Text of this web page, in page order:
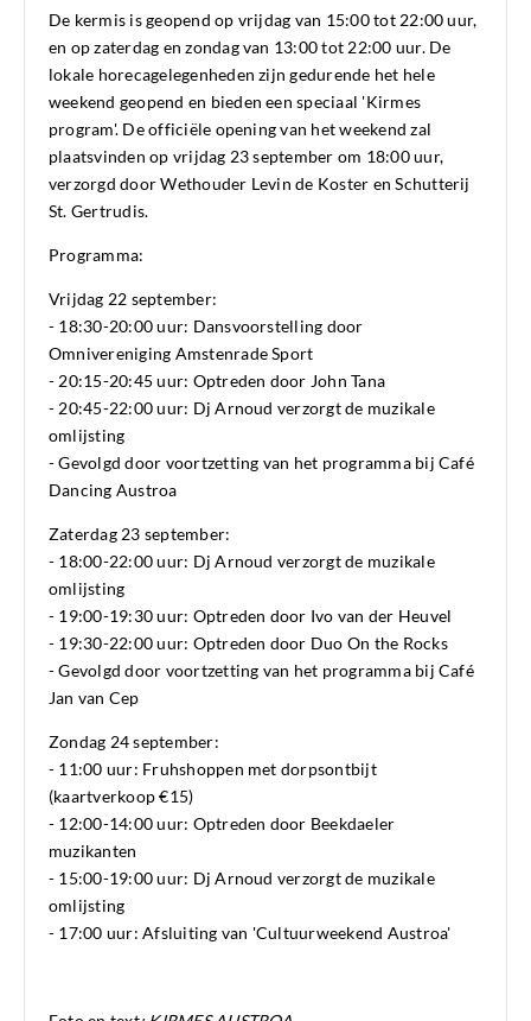
De kermis is geopend op vrijdag van 15:00 tot 22:00 uur,
en op zaterdag en zondag van 13:00 tot 22:00 uur. De
lokale horecagelegenheden zijn gedurende het hele
weekend geopend en bieden een speciaal 'Kirmes
program'. De officiële opening van het weekend zal
plaatsvinden op vrijdag 23 september om 18:00 uur,
verzorgd door Wethouder Levin de Koster en Schutterij
St. Gertrudis.
Programma:
Vrijdag 22 september:
- 18:30-20:00 uur: Dansvoorstelling door
Omnivereniging Amstenrade Sport
- 20:15-20:45 uur: Optreden door John Tana
- 20:45-22:00 uur: Dj Arnoud verzorgt de muzikale
omlijsting
- Gevolgd door voortzetting van het programma bij Café
Dancing Austroa
Zaterdag 23 september:
- 18:00-22:00 uur: Dj Arnoud verzorgt de muzikale
omlijsting
- 19:00-19:30 uur: Optreden door Ivo van der Heuvel
- 19:30-22:00 uur: Optreden door Duo On the Rocks
- Gevolgd door voortzetting van het programma bij Café
Jan van Cep
Zondag 24 september:
- 11:00 uur: Fruhshoppen met dorpsontbijt
(kaartverkoop €15)
- 12:00-14:00 uur: Optreden door Beekdaeler
muzikanten
- 15:00-19:00 uur: Dj Arnoud verzorgt de muzikale
omlijsting
- 17:00 uur: Afsluiting van 'Cultuurweekend Austroa'